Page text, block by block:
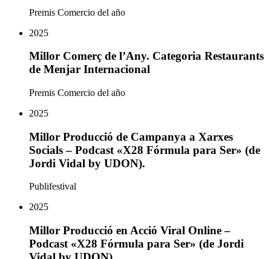
Premis Comercio del año
2025
Millor Comerç de l’Any. Categoria Restaurants
de Menjar Internacional
Premis Comercio del año
2025
Millor Producció de Campanya a Xarxes
Socials – Podcast «X28 Fórmula para Ser» (de
Jordi Vidal by UDON).
Publifestival
2025
Millor Producció en Acció Viral Online –
Podcast «X28 Fórmula para Ser» (de Jordi